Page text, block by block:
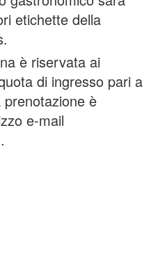
etichette della
è riservata ai
di ingresso pari a
è
e-mail
.